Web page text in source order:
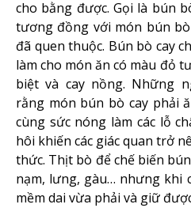
cho bằng được. Gọi là bún
tương đồng với món bún
đã quen thuộc. Bún bò cay
làm cho món ăn có màu đỏ
biệt và cay nồng. Những
rằng món bún bò cay phải
cùng sức nóng làm các lỗ
hôi khiến các giác quan trở
thức. Thịt bò để chế biến
nạm, lưng, gàu… nhưng khi
mềm dai vừa phải và giữ